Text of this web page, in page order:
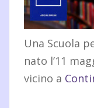
Una Scuola
nato l’11
vicino a